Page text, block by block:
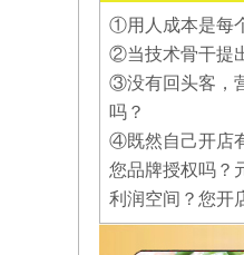
①用人成本是每
②当技术骨干提
③没有回头客，
吗？
④既然自己开店
您品牌授权吗？
利润空间？您开